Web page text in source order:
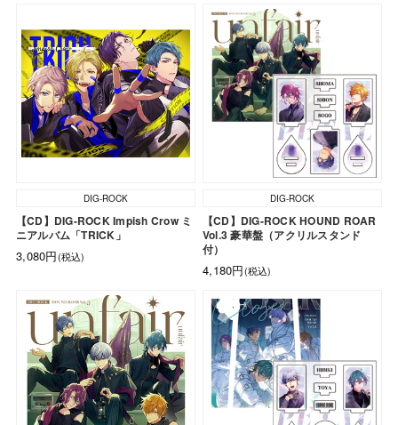
DIG-ROCK
【CD】DIG-ROCK Impish Crow ミ
ニアルバム「TRICK」
3,080円(税込)
DIG-ROCK
【CD】DIG-ROCK HOUND ROAR
Vol.3 豪華盤（アクリルスタンド
付）
4,180円(税込)